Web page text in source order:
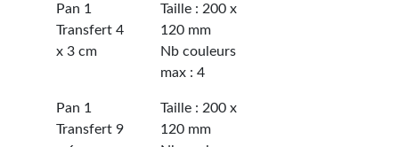
Pan 1
Transfert 4
x 3 cm
Taille : 200 x
120 mm
Nb couleurs
max : 4
Pan 1
Transfert 9
Taille : 200 x
120 mm